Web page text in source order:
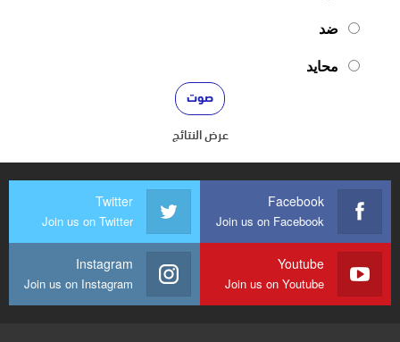
ضد
محايد
عرض النتائج
Facebook
Join us on Facebook
Twitter
Join us on Twitter
Youtube
Join us on Youtube
Instagram
Join us on Instagram